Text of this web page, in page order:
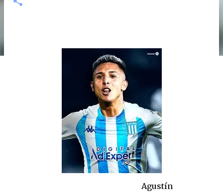
Agustín